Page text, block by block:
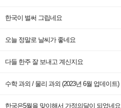
한국이 벌써 그립네요
오늘 정말로 날씨가 좋네요
다들 한주 잘 보내고 계신지요
수학 과외 / 물리 과외 (2023년 6월 업데이트)
한국은5월을 맞이해서 가정의달이 되었네요